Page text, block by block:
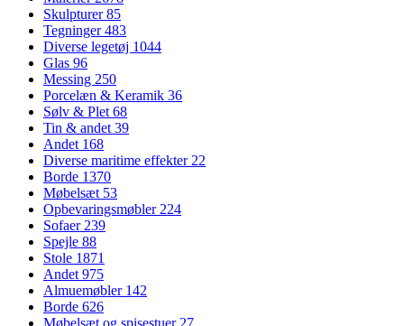
Skulpturer85
Tegninger483
Diverse legetøj 1044
Glas 96
Messing 250
Porcelæn & Keramik 36
Sølv & Plet 68
Tin & andet 39
Andet 168
Diverse maritime effekter 22
Borde 1370
Møbelsæt 53
Opbevaringsmøbler 224
Sofaer 239
Spejle 88
Stole 1871
Andet 975
Almuemøbler 142
Borde 626
Møbelsæt og spisestuer 27